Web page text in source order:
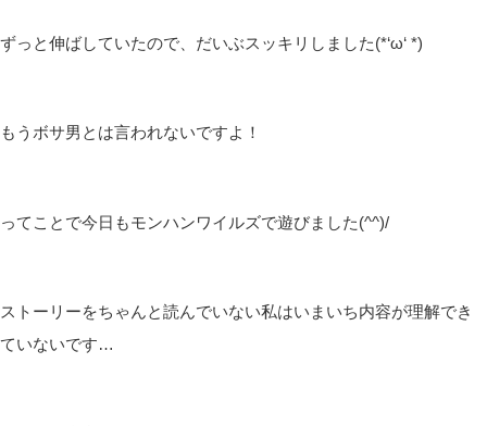
ずっと伸ばしていたので、だいぶスッキリしました(*‘ω‘ *)
もうボサ男とは言われないですよ！
ってことで今日もモンハンワイルズで遊びました(^^)/
ストーリーをちゃんと読んでいない私はいまいち内容が理解でき
ていないです…